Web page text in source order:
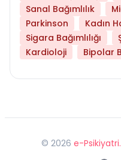
Sanal Bağımlılık
Parkinson
Kadın
Sigara Bağımlılığı
Kardioloji
Bipolar
© 2026 e-